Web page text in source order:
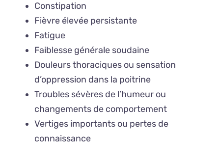
Constipation
Fièvre élevée persistante
Fatigue
Faiblesse générale soudaine
Douleurs thoraciques ou sensation
d’oppression dans la poitrine
Troubles sévères de l’humeur ou
changements de comportement
Vertiges importants ou pertes de
connaissance